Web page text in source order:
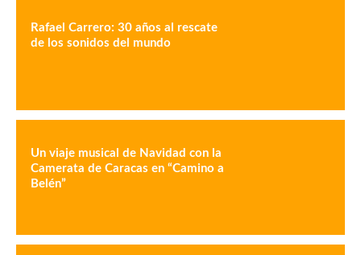
Rafael Carrero: 30 años al rescate
de los sonidos del mundo
Un viaje musical de Navidad con la
Camerata de Caracas en “Camino a
Belén”